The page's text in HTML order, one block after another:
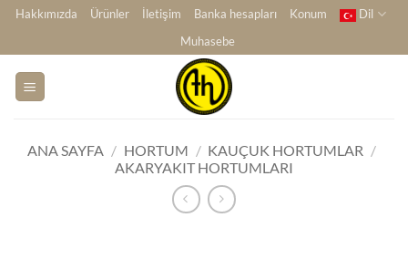
İçeriğe
Hakkımızda Ürünler İletişim Banka hesapları Konum
Dil
Muhasebe
ANA SAYFA / HORTUM / KAUÇUK HORTUMLAR /
AKARYAKIT HORTUMLARI